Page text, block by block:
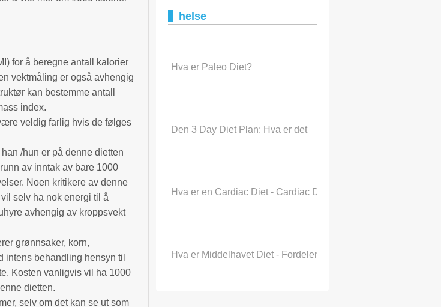
for å beregne antall kalorier
vektmåling er også avhengig
kan bestemme antall
index.
veldig farlig hvis de følges
/hun er på denne dietten
av inntak av bare 1000
Noen kritikere av denne
selv ha nok energi til å
avhengig av kroppsvekt
grønnsaker, korn,
intens behandling hensyn til
Kosten vanligvis vil ha 1000
dietten.
selv om det kan se ut som
helse
Hva er Paleo Diet?
Den 3 Day Diet Plan: Hva er det
Hva er en Cardiac Diet - Cardiac Diet Plan & Food List
Hva er Middelhavet Diet - Fordelene ved Middelhavet Diet Plan